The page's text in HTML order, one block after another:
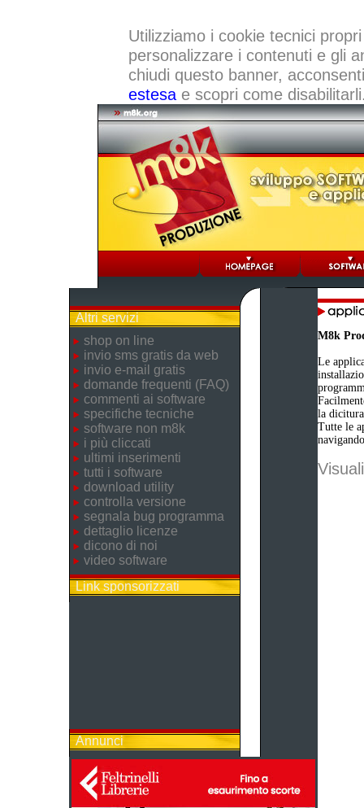
Utilizziamo i cookie tecnici
personalizzare i contenuti e gli
chiudi questo banner,
estesae scopri come
Altri servizi
shop on line
invio sms gratis da web
invio e-mail gratis
domande frequenti (FAQ)
commenti ai software
specifiche tecniche
software non m8k
i più cliccati
ultimi inserimenti
tutti i software
download utility
controlla versione
segnala bug programma
dettaglio licenze
dicono di noi
video software
Link sponsorizzati
Annunci
M8k
Le
la
Tutte le